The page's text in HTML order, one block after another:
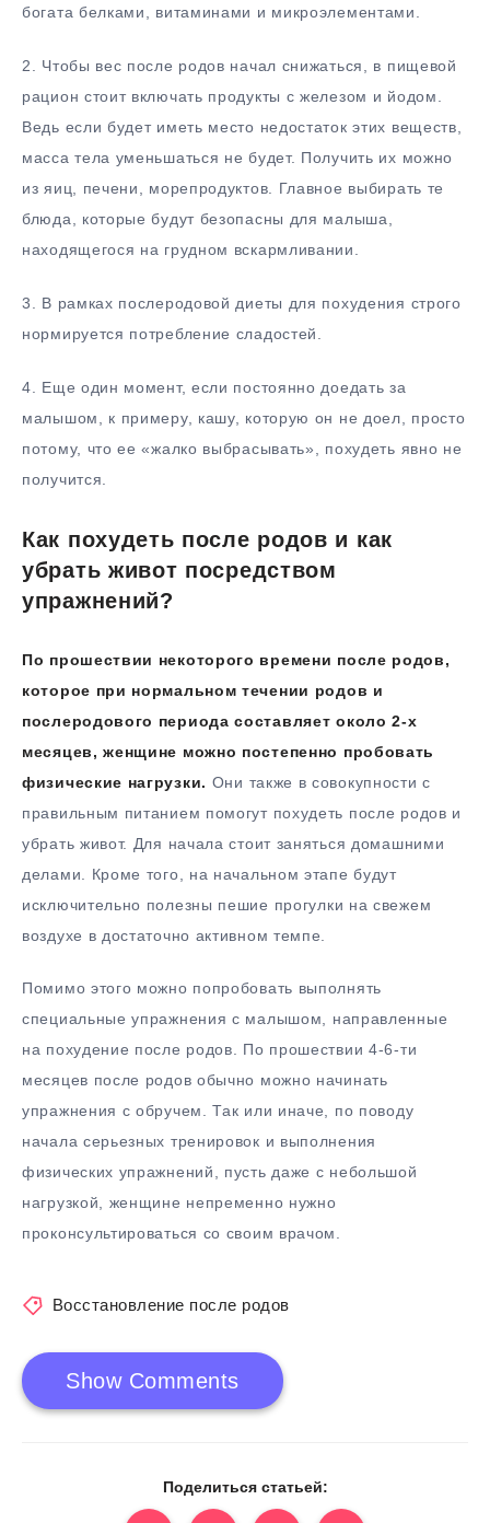
богата белками, витаминами и микроэлементами.
2. Чтобы вес после родов начал снижаться, в пищевой
рацион стоит включать продукты с железом и йодом.
Ведь если будет иметь место недостаток этих веществ,
масса тела уменьшаться не будет. Получить их можно
из яиц, печени, морепродуктов. Главное выбирать те
блюда, которые будут безопасны для малыша,
находящегося на грудном вскармливании.
3. В рамках послеродовой диеты для похудения строго
нормируется потребление сладостей.
4. Еще один момент, если постоянно доедать за
малышом, к примеру, кашу, которую он не доел, просто
потому, что ее «жалко выбрасывать», похудеть явно не
получится.
Как похудеть после родов и как
убрать живот посредством
упражнений?
По прошествии некоторого времени после родов,
которое при нормальном течении родов и
послеродового периода составляет около 2-х
месяцев, женщине можно постепенно пробовать
физические нагрузки. Они также в совокупности с
правильным питанием помогут похудеть после родов и
убрать живот. Для начала стоит заняться домашними
делами. Кроме того, на начальном этапе будут
исключительно полезны пешие прогулки на свежем
воздухе в достаточно активном темпе.
Помимо этого можно попробовать выполнять
специальные упражнения с малышом, направленные
на похудение после родов. По прошествии 4-6-ти
месяцев после родов обычно можно начинать
упражнения с обручем. Так или иначе, по поводу
начала серьезных тренировок и выполнения
физических упражнений, пусть даже с небольшой
нагрузкой, женщине непременно нужно
проконсультироваться со своим врачом.
Восстановление после родов
Show Comments
Поделиться статьей: